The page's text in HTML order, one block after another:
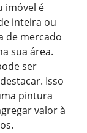
imóvel é
inteira ou
de mercado
sua área.
ser
Isso
pintura
valor à